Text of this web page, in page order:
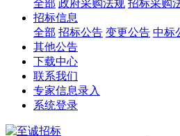
全部 政府采购法规 招标采购
招标信息
全部 招标公告 变更公告 中标
其他公告
下载中心
联系我们
专家信息录入
系统登录